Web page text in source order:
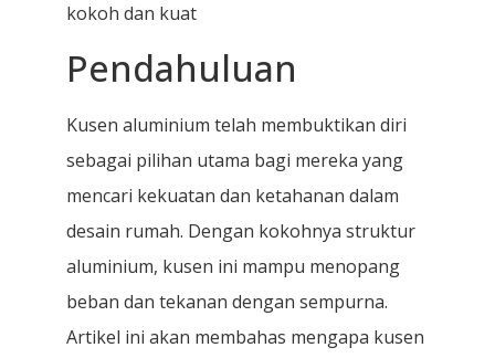
kokoh dan kuat
Pendahuluan
Kusen aluminium telah membuktikan diri
sebagai pilihan utama bagi mereka yang
mencari kekuatan dan ketahanan dalam
desain rumah. Dengan kokohnya struktur
aluminium, kusen ini mampu menopang
beban dan tekanan dengan sempurna.
Artikel ini akan membahas mengapa kusen